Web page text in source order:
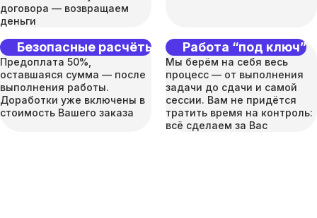
договора — возвращаем
деньги
Безопасные расчёты
Предоплата 50%,
оставшаяся сумма — после
выполнения работы.
Доработки уже включены в
стоимость Вашего заказа
Работа “под ключ”
Мы берём на себя весь
процесс — от выполнения
задачи до сдачи и самой
сессии. Вам не придётся
тратить время на контроль:
всё сделаем за Вас